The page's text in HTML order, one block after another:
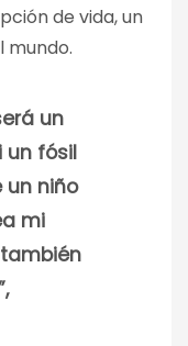
de vida, un
un
un fósil
un niño
mi